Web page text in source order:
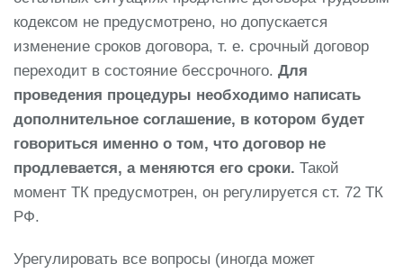
кодексом не предусмотрено, но допускается
изменение сроков договора, т. е. срочный договор
переходит в состояние бессрочного. Для
проведения процедуры необходимо написать
дополнительное соглашение, в котором будет
говориться именно о том, что договор не
продлевается, а меняются его сроки. Такой
момент ТК предусмотрен, он регулируется ст. 72 ТК
РФ.
Урегулировать все вопросы (иногда может